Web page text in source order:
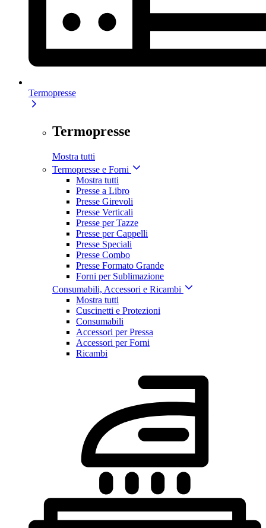
Termopresse
Termopresse
Mostra tutti
Termopresse e Forni
Mostra tutti
Presse a Libro
Presse Girevoli
Presse Verticali
Presse per Tazze
Presse per Cappelli
Presse Speciali
Presse Combo
Presse Formato Grande
Forni per Sublimazione
Consumabili, Accessori e Ricambi
Mostra tutti
Cuscinetti e Protezioni
Consumabili
Accessori per Pressa
Accessori per Forni
Ricambi